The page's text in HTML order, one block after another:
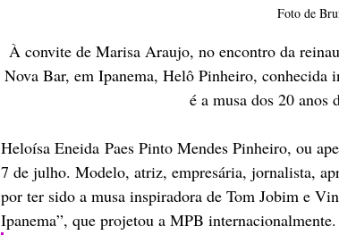
Foto de
À convite de Marisa Araujo, no encontro da
Nova Bar, em Ipanema, Helô Pinheiro, conhecida
é a musa dos 20
Heloísa Eneida Paes Pinto Mendes Pinheiro, ou
7 de julho. Modelo, atriz, empresária, jornalista,
por ter sido a musa inspiradora de Tom Jobim e
Ipanema”, que projetou a MPB internacionalmente.